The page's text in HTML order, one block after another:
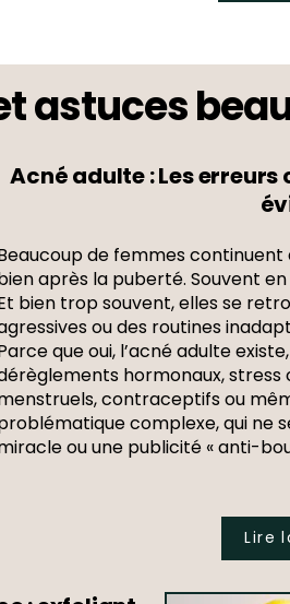
astuces
Acné adulte : Les
de femmes
après la puberté. Souvent
bien trop souvent, elles se
ou des routines
que oui, l’acné adulte
hormonaux,
contraceptifs ou
complexe, qui ne
ou une publicité « anti-
Lire